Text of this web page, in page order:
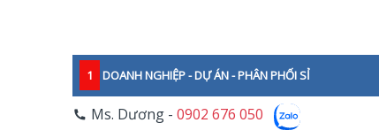
1 DOANH NGHIỆP - DỰ ÁN - PHÂN PHỐI SỈ
Ms. Dương - 0902 676 050